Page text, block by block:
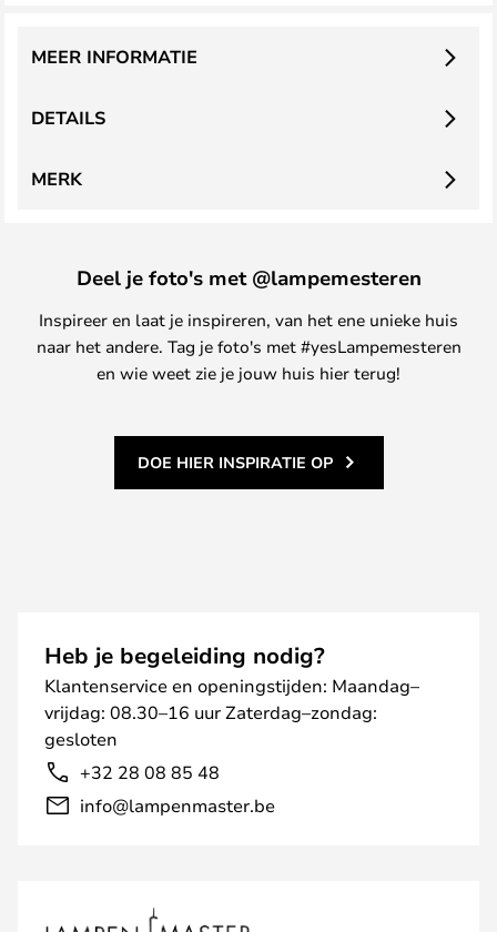
DETAILS
MEER INFORMATIE
MERK
Deel je foto's met @lampemesteren
Inspireer en laat je inspireren, van het ene unieke huis
naar het andere. Tag je foto's met #yesLampemesteren
en wie weet zie je jouw huis hier terug!
DOE HIER INSPIRATIE OP
Heb je begeleiding nodig?
Klantenservice en openingstijden: Maandag–
vrijdag: 08.30–16 uur Zaterdag–zondag:
gesloten
+32 28 08 85 48
info@lampenmaster.be